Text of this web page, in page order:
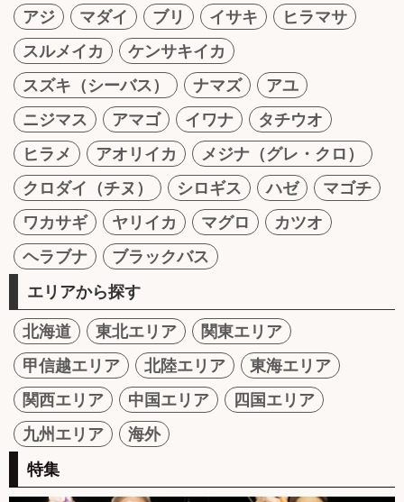
アジ マダイ ブリ イサキ
ヒラマサ
スルメイカ
ケンサキイカ
スズキ（シーバス）
ナマズ
アユ
ニジマス
アマゴ イワナ
タチウオ
ヒラメ
アオリイカ
メジナ（グレ・クロ）
クロダイ（チヌ）
シロギス ハゼ
マゴチ
ワカサギ
ヤリイカ マグロ
カツオ
ヘラブナ
ブラックバス
エリアから探す
北海道 東北エリア
関東エリア
甲信越エリア
北陸エリア
東海エリア
関西エリア
中国エリア
四国エリア
九州エリア
海外
特集